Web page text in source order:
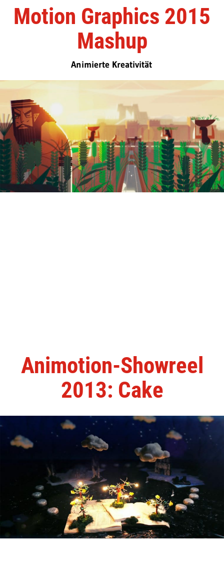
Motion Graphics 2015
Mashup
Animierte Kreativität
Animotion-Showreel
2013: Cake